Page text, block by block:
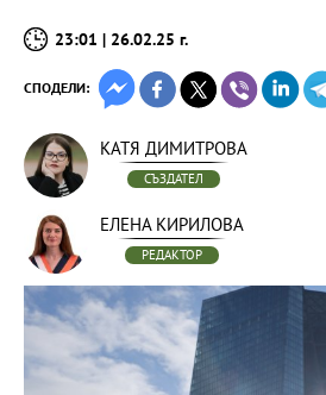
23:01 | 26.02.25 г.
СПОДЕЛИ:
КАТЯ ДИМИТРОВА
СЪЗДАТЕЛ
ЕЛЕНА КИРИЛОВА
РЕДАКТОР